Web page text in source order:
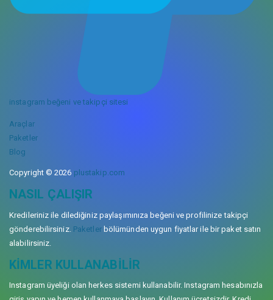
instagram beğeni ve takipçi sitesi
Araçlar
Paketler
Blog
Copyright © 2026 plustakip.com
NASIL ÇALIŞIR
Kredileriniz ile dilediğiniz paylaşımınıza beğeni ve profilinize takipçi
gönderebilirsiniz. Paketlerbölümünden uygun fiyatlar ile bir paket satın
alabilirsiniz.
KIMLER KULLANABILIR
Instagram üyeliği olan herkes sistemi kullanabilir. Instagram hesabınızla